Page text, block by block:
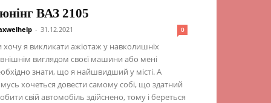
ВАЗ 2105
- 31.12.2021 0
хочу я викликати ажіотаж у навколишніх
виглядом своєї машини або мені
знати, що я найшвидший у місті. А
хочеться довести самому собі, що здатний
свій автомобіль здійснено, тому і береться